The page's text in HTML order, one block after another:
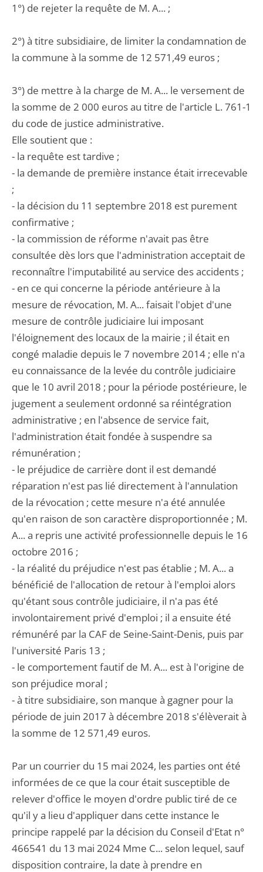
1°) de rejeter la requête de M. A... ;
2°) à titre subsidiaire, de limiter la condamnation de
la commune à la somme de 12 571,49 euros ;
3°) de mettre à la charge de M. A... le versement de
la somme de 2 000 euros au titre de l'article L. 761-1
du code de justice administrative.
Elle soutient que :
- la requête est tardive ;
- la demande de première instance était irrecevable
;
- la décision du 11 septembre 2018 est purement
confirmative ;
- la commission de réforme n'avait pas être
consultée dès lors que l'administration acceptait de
reconnaître l'imputabilité au service des accidents ;
- en ce qui concerne la période antérieure à la
mesure de révocation, M. A... faisait l'objet d'une
mesure de contrôle judiciaire lui imposant
l'éloignement des locaux de la mairie ; il était en
congé maladie depuis le 7 novembre 2014 ; elle n'a
eu connaissance de la levée du contrôle judiciaire
que le 10 avril 2018 ; pour la période postérieure, le
jugement a seulement ordonné sa réintégration
administrative ; en l'absence de service fait,
l'administration était fondée à suspendre sa
rémunération ;
- le préjudice de carrière dont il est demandé
réparation n'est pas lié directement à l'annulation
de la révocation ; cette mesure n'a été annulée
qu'en raison de son caractère disproportionnée ; M.
A... a repris une activité professionnelle depuis le 16
octobre 2016 ;
- la réalité du préjudice n'est pas établie ; M. A... a
bénéficié de l'allocation de retour à l'emploi alors
qu'étant sous contrôle judiciaire, il n'a pas été
involontairement privé d'emploi ; il a ensuite été
rémunéré par la CAF de Seine-Saint-Denis, puis par
l'université Paris 13 ;
- le comportement fautif de M. A... est à l'origine de
son préjudice moral ;
- à titre subsidiaire, son manque à gagner pour la
période de juin 2017 à décembre 2018 s'élèverait à
la somme de 12 571,49 euros.
Par un courrier du 15 mai 2024, les parties ont été
informées de ce que la cour était susceptible de
relever d'office le moyen d'ordre public tiré de ce
qu'il y a lieu d'appliquer dans cette instance le
principe rappelé par la décision du Conseil d'Etat n°
466541 du 13 mai 2024 Mme C... selon lequel, sauf
disposition contraire, la date à prendre en